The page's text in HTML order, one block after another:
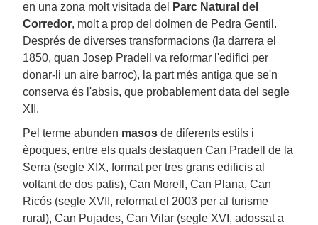
en una zona molt visitada del
Parc Natural del
Corredor, molt a prop del dolmen de Pedra Gentil.
Després de diverses transformacions (la darrera el
1850, quan Josep Pradell va reformar l'edifici per
donar-li un aire barroc), la part més antiga que se'n
conserva és l'absis, que probablement data del segle
XII.
Pel terme abunden masos de diferents estils i
èpoques, entre els quals destaquen Can Pradell de la
Serra (segle XIX, format per tres grans edificis al
voltant de dos patis), Can Morell, Can Plana, Can
Ricós (segle XVII, reformat el 2003 per al turisme
rural), Can Pujades, Can Vilar (segle XVI, adossat a